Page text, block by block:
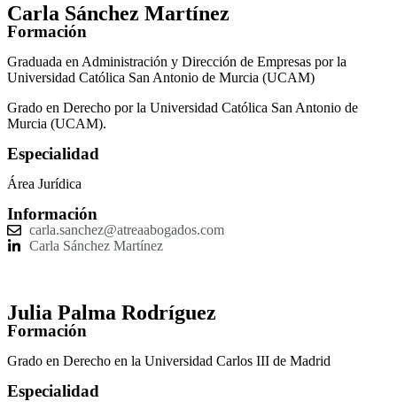
Carla Sánchez Martínez
Formación
Graduada en Administración y Dirección de Empresas por la
Universidad Católica San Antonio de Murcia (UCAM)
Grado en Derecho por la Universidad Católica San Antonio de
Murcia (UCAM).
Especialidad
Área Jurídica
Información
carla.sanchez@atreaabogados.com
Carla Sánchez Martínez
Julia Palma Rodríguez
Formación
Grado en Derecho en la Universidad Carlos III de Madrid
Especialidad